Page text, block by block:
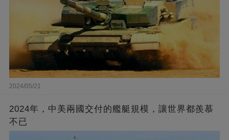
2024/05/21
2024年，中美兩國交付的艦艇規模，讓世界都羨慕
不已